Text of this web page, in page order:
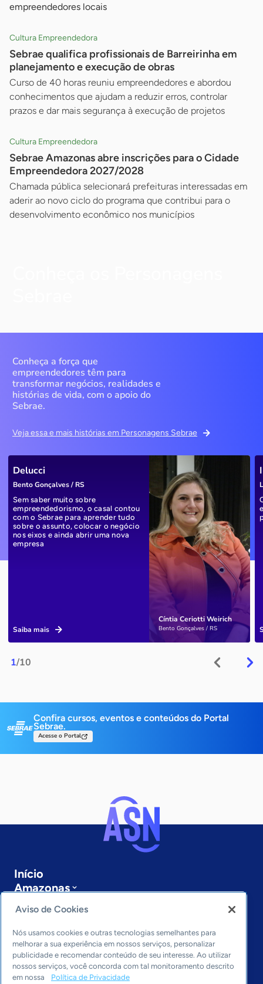
empreendedores locais
Cultura Empreendedora
Sebrae qualifica profissionais de Barreirinha em
planejamento e execução de obras
Curso de 40 horas reuniu empreendedores e abordou
conhecimentos que ajudam a reduzir erros, controlar
prazos e dar mais segurança à execução de projetos
Cultura Empreendedora
Sebrae Amazonas abre inscrições para o Cidade
Empreendedora 2027/2028
Chamada pública selecionará prefeituras interessadas em
aderir ao novo ciclo do programa que contribui para o
desenvolvimento econômico nos municípios
Conheça a força que
empreendedores têm para
transformar negócios, realidades e
histórias de vida, com o apoio do
Sebrae.
Veja essa e mais histórias em Personagens Sebrae
1/10
Cíntia Ceriotti Weirich
Bento Gonçalves / RS
Delucci
Bento Gonçalves / RS
Sem saber muito sobre
empreendedorismo, o casal contou
com o Sebrae para aprender tudo
sobre o assunto, colocar o negócio
nos eixos e ainda abrir uma nova
empresa
Saiba mais
Confira cursos, eventos e conteúdos do Portal
Sebrae.
Acesse o Portal
Início
Amazonas
Sobre a ASN
Últimas notícias
Entre em contato
Editorias
Economia & Política
Aviso de Cookies
Nós usamos cookies e outras tecnologias semelhantes para
melhorar a sua experiência em nossos serviços, personalizar
publicidade e recomendar conteúdo de seu interesse. Ao utilizar
nossos serviços, você concorda com tal monitoramento descrito
em nossa
Política de Privacidade